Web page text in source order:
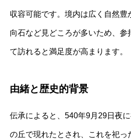
収容可能です。境内は広く自然豊
向石など見どころが多いため、参
て訪れると満足度が高まります。
由緒と歴史的背景
伝承によると、540年9月29日夜
の丘で現れたとされ、これを祀っ